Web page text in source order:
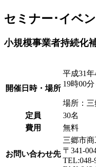
セミナー･イベ
小規模事業者持続化
開催日時・場所
平成31年
19時00
場所：
定員
30名
費用
無料
お問い合わせ先
三郷市商
〒341-
TEL:048-